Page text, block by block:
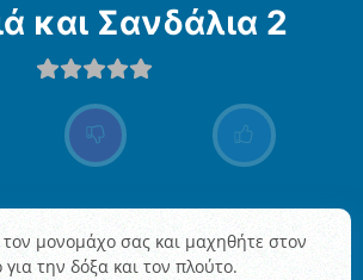
και Σανδάλια 2
μονομάχο σας και μαχηθήτε στον
την δόξα και τον πλούτο.